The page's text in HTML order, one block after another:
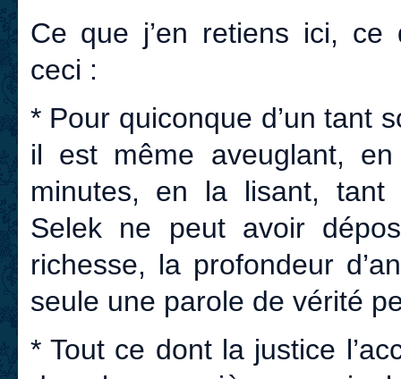
Ce que j’en retiens ici, ce
ceci :
* Pour quiconque d’un tant
il est même aveuglant,
minutes, en la lisant, tant
Selek ne peut avoir
richesse, la profondeur
seule une parole de vérité
* Tout ce dont la justice